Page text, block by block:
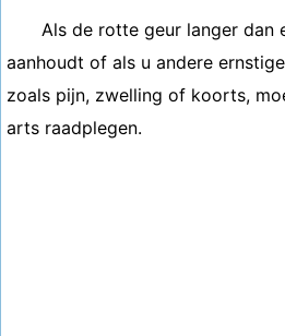
Als de rotte geur langer dan
aanhoudt of als u andere
zoals pijn, zwelling of koorts,
arts raadplegen.